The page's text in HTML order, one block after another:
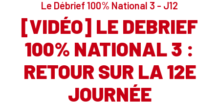
Le Débrief 100% National 3 - J12
[VIDÉO] LE DEBRIEF
100% NATIONAL 3 :
RETOUR SUR LA 12E
JOURNÉE